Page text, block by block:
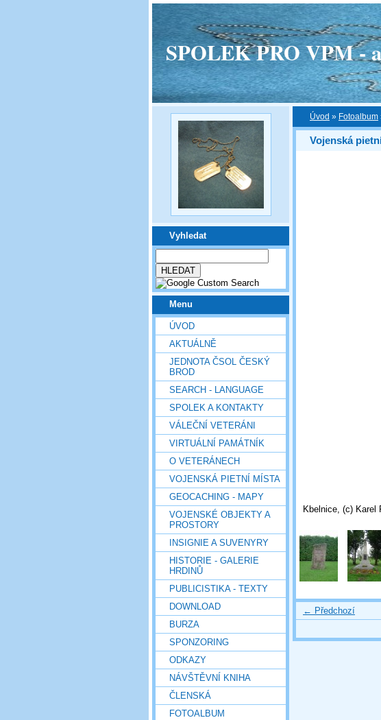
SPOLEK PRO VPM -
Vyhledat
Menu
ÚVOD
AKTUÁLNĚ
JEDNOTA ČSOL ČESKÝ
BROD
SEARCH - LANGUAGE
SPOLEK A KONTAKTY
VÁLEČNÍ VETERÁNI
VIRTUÁLNÍ PAMÁTNÍK
O VETERÁNECH
VOJENSKÁ PIETNÍ MÍSTA
GEOCACHING - MAPY
VOJENSKÉ OBJEKTY A
PROSTORY
INSIGNIE A SUVENYRY
HISTORIE - GALERIE
HRDINŮ
PUBLICISTIKA - TEXTY
DOWNLOAD
BURZA
SPONZORING
ODKAZY
NÁVŠTĚVNÍ KNIHA
ČLENSKÁ
FOTOALBUM
Úvod » Fotoalbum
Vojenská
Kbelnice, (c) Karel
← Předchozí